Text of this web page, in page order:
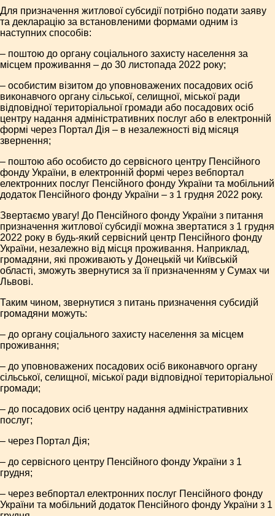
Для призначення житлової субсидії потрібно подати заяву
та декларацію за встановленими формами одним із
наступних способів:
– поштою до органу соціального захисту населення за
місцем проживання – до 30 листопада 2022 року;
– особистим візитом до уповноважених посадових осіб
виконавчого органу сільської, селищної, міської ради
відповідної територіальної громади або посадових осіб
центру надання адміністративних послуг або в електронній
формі через Портал Дія – в незалежності від місяця
звернення;
– поштою або особисто до сервісного центру Пенсійного
фонду України, в електронній формі через вебпортал
електронних послуг Пенсійного фонду України та мобільний
додаток Пенсійного фонду України – з 1 грудня 2022 року.
Звертаємо увагу! До Пенсійного фонду України з питання
призначення житлової субсидії можна звертатися з 1 грудня
2022 року в будь-який сервісний центр Пенсійного фонду
України, незалежно від місця проживання. Наприклад,
громадяни, які проживають у Донецькій чи Київській
області, зможуть звернутися за її призначенням у Сумах чи
Львові.
Таким чином, звернутися з питань призначення субсидій
громадяни можуть:
– до органу соціального захисту населення за місцем
проживання;
– до уповноважених посадових осіб виконавчого органу
сільської, селищної, міської ради відповідної територіальної
громади;
– до посадових осіб центру надання адміністративних
послуг;
– через Портал Дія;
– до сервісного центру Пенсійного фонду України з 1
грудня;
– через вебпортал електронних послуг Пенсійного фонду
України та мобільний додаток Пенсійного фонду України з 1